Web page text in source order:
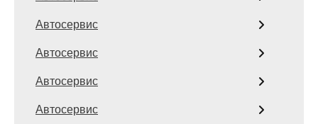
Автосервис
Автосервис
Автосервис
Автосервис